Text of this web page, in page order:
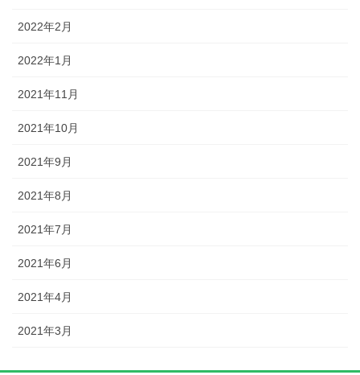
2022年2月
2022年1月
2021年11月
2021年10月
2021年9月
2021年8月
2021年7月
2021年6月
2021年4月
2021年3月